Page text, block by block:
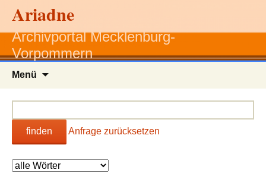
Ariadne
Archivportal Mecklenburg-
Vorpommern
Menü
finden Anfrage zurücksetzen